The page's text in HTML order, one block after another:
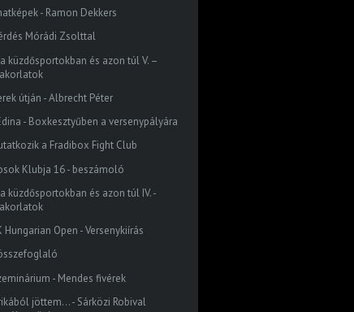
- Ramon Dekkers
Mórádi Zsolttal
küzdősportokban és azon túl V. –
útján - Albrecht Péter
- Boxkesztyűben a versenypályára
a Fradibox Fight Club
Klubja 16 - beszámoló
küzdősportokban és azon túl IV. -
Hungarian Open - Versenykiírás
- Mendes fivérek
jöttem... - Sárközi Robival